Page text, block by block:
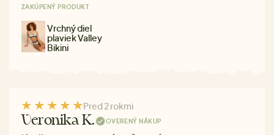
ZAKÚPENÝ PRODUKT
Vrchný diel
plaviek Valley
Bikini
Pred 2 rokmi
Veronika K. OVERENÝ NÁKUP